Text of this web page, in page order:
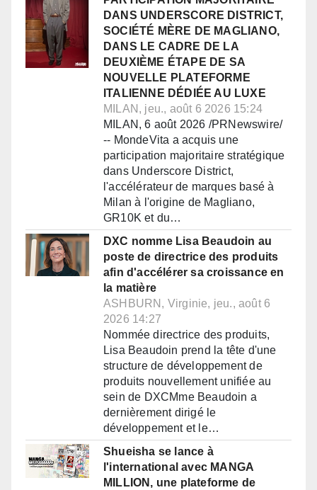
DANS UNDERSCORE DISTRICT,
SOCIÉTÉ MÈRE DE MAGLIANO,
DANS LE CADRE DE LA
DEUXIÈME ÉTAPE DE SA
NOUVELLE PLATEFORME
ITALIENNE DÉDIÉE AU LUXE
MILAN, jeu., août 6 2026 15:24
MILAN, 6 août 2026 /PRNewswire/
-- MondeVita a acquis une
participation majoritaire stratégique
dans Underscore District,
l'accélérateur de marques basé à
Milan à l'origine de Magliano,
GR10K et du…
DXC nomme Lisa Beaudoin au
poste de directrice des produits
afin d'accélérer sa croissance en
la matière
ASHBURN, Virginie, jeu., août 6
2026 14:27
Nommée directrice des produits,
Lisa Beaudoin prend la tête d'une
structure de développement de
produits nouvellement unifiée au
sein de DXCMme Beaudoin a
dernièrement dirigé le
développement et le…
Shueisha se lance à
l'international avec MANGA
MILLION, une plateforme de